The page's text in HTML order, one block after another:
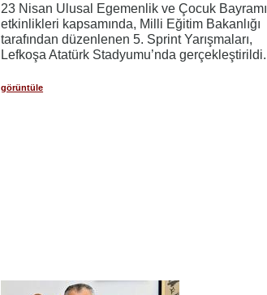
23 Nisan Ulusal Egemenlik ve Çocuk Bayramı
etkinlikleri kapsamında, Milli Eğitim Bakanlığı
tarafından düzenlenen 5. Sprint Yarışmaları,
Lefkoşa Atatürk Stadyumu’nda gerçekleştirildi.
görüntüle